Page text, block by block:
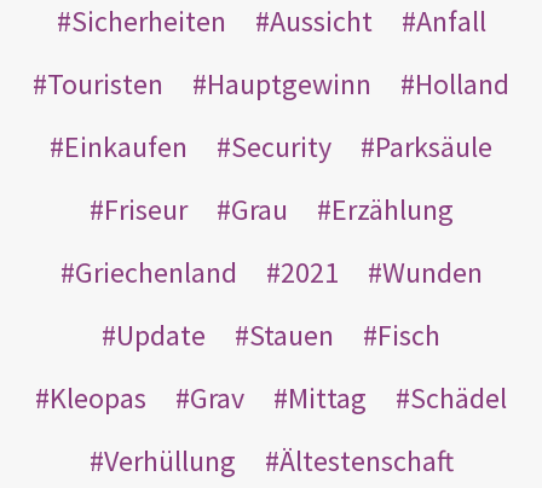
Sicherheiten
Aussicht
Anfall
Touristen
Hauptgewinn
Holland
Einkaufen
Security
Parksäule
Friseur
Grau
Erzählung
Griechenland
2021
Wunden
Update
Stauen
Fisch
Kleopas
Grav Mittag
Schädel
Verhüllung
Ältestenschaft